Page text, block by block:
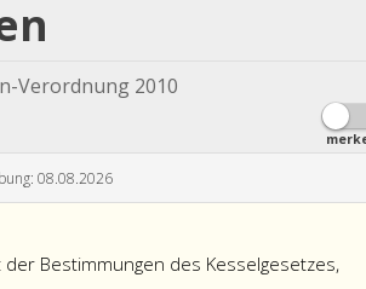
Verordnung 2010
08.08.2026
Bestimmungen des Kesselgesetzes,